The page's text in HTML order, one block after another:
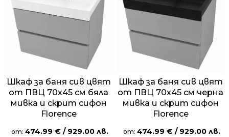
Шкаф за баня сив цвят
от ПВЦ 70х45 см бяла
мивка и скрит сифон
Florence
от: 474.99 € / 929.00 лв.
Шкаф за баня сив цвят
от ПВЦ 70х45 см черна
мивка и скрит сифон
Florence
от: 474.99 € / 929.00 лв.